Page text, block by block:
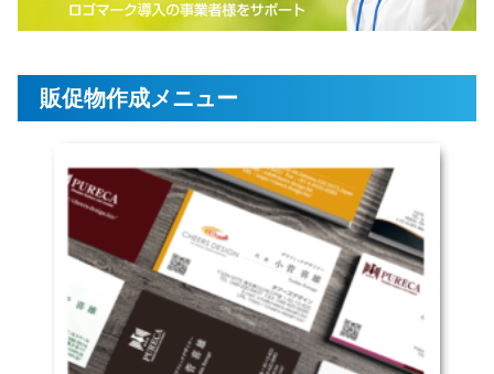
販促物作成メニュー